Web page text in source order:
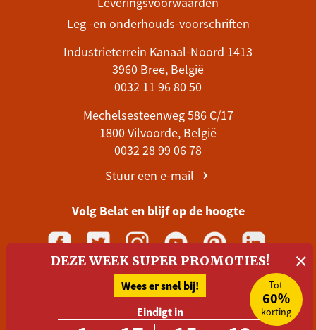
Leg -en onderhouds-voorschriften
Industrieterrein Kanaal-Noord 1413
3960 Bree, België
0032 11 96 80 50
Mechelsesteenweg 586 C/17
1800 Vilvoorde, België
0032 28 99 06 78
Stuur een e-mail
Volg Belat en blijf op de hoogte
Betalen kan met
DEZE WEEK SUPER PROMOTIES! ×
Wees er snel bij! Tot
60%
korting
Eindigt in